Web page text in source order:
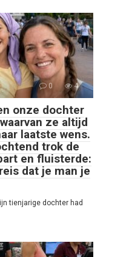
0 4
onze dochter
ze altijd
laatste wens.
trok de
en fluisterde:
dat je man je
tienjarige dochter had